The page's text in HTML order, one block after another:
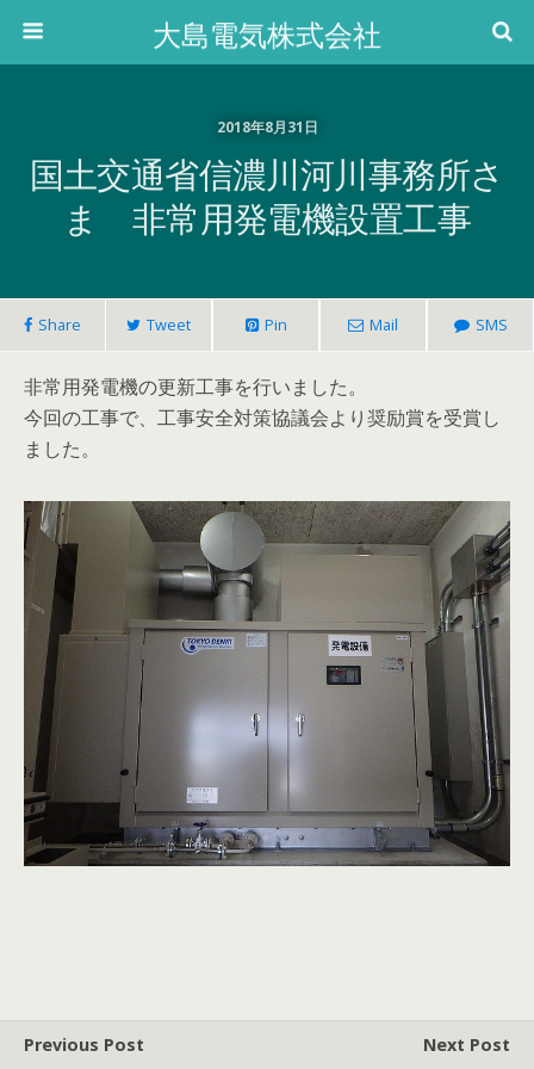
大島電気株式会社
2018年8月31日
国土交通省信濃川河川事務所さ
ま 非常用発電機設置工事
Share Tweet Pin Mail SMS
非常用発電機の更新工事を行いました。
今回の工事で、工事安全対策協議会より奨励賞を受賞し
ました。
Previous Post
Next Post